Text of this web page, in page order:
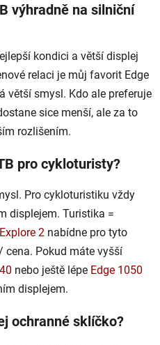
výhradně na silniční
kondici a větší displej
relaci je můj favorit Edge
větší smysl. Kdo ale preferuje
sice menší, ale za to
rozlišením.
pro cykloturisty?
Pro cykloturistiku vždy
displejem. Turistika =
2 nabídne pro tyto
cena. Pokud máte vyšší
nebo ještě lépe Edge 1050
displejem.
ochranné sklíčko?